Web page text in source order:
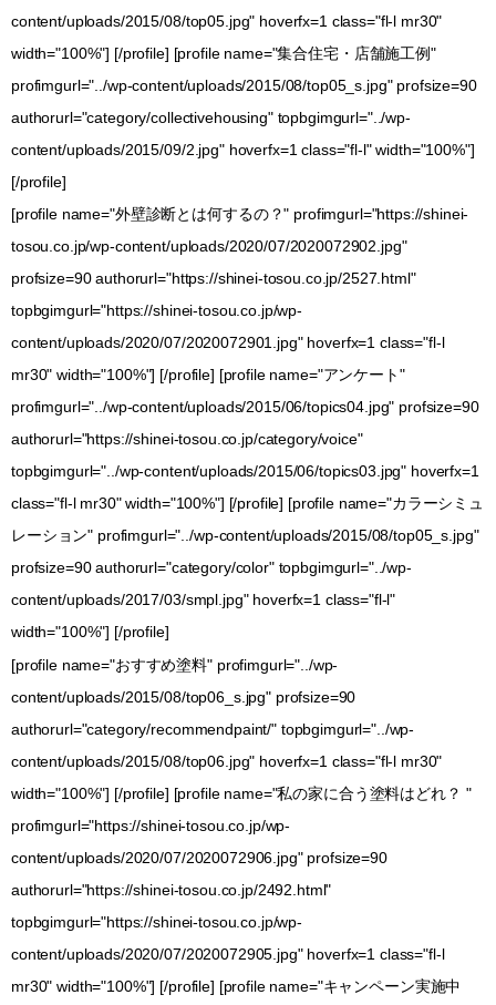
content/uploads/2015/08/top05.jpg" hoverfx=1 class="fl-l mr30"
width="100%"] [/profile] [profile name="集合住宅・店舗施工例"
profimgurl="../wp-content/uploads/2015/08/top05_s.jpg" profsize=90
authorurl="category/collectivehousing" topbgimgurl="../wp-
content/uploads/2015/09/2.jpg" hoverfx=1 class="fl-l" width="100%"]
[/profile]
[profile name="外壁診断とは何するの？" profimgurl="https://shinei-
tosou.co.jp/wp-content/uploads/2020/07/2020072902.jpg"
profsize=90 authorurl="https://shinei-tosou.co.jp/2527.html"
topbgimgurl="https://shinei-tosou.co.jp/wp-
content/uploads/2020/07/2020072901.jpg" hoverfx=1 class="fl-l
mr30" width="100%"] [/profile] [profile name="アンケート"
profimgurl="../wp-content/uploads/2015/06/topics04.jpg" profsize=90
authorurl="https://shinei-tosou.co.jp/category/voice"
topbgimgurl="../wp-content/uploads/2015/06/topics03.jpg" hoverfx=1
class="fl-l mr30" width="100%"] [/profile] [profile name="カラーシミュ
レーション" profimgurl="../wp-content/uploads/2015/08/top05_s.jpg"
profsize=90 authorurl="category/color" topbgimgurl="../wp-
content/uploads/2017/03/smpl.jpg" hoverfx=1 class="fl-l"
width="100%"] [/profile]
[profile name="おすすめ塗料" profimgurl="../wp-
content/uploads/2015/08/top06_s.jpg" profsize=90
authorurl="category/recommendpaint/" topbgimgurl="../wp-
content/uploads/2015/08/top06.jpg" hoverfx=1 class="fl-l mr30"
width="100%"] [/profile] [profile name="私の家に合う塗料はどれ？ "
profimgurl="https://shinei-tosou.co.jp/wp-
content/uploads/2020/07/2020072906.jpg" profsize=90
authorurl="https://shinei-tosou.co.jp/2492.html"
topbgimgurl="https://shinei-tosou.co.jp/wp-
content/uploads/2020/07/2020072905.jpg" hoverfx=1 class="fl-l
mr30" width="100%"] [/profile] [profile name="キャンペーン実施中